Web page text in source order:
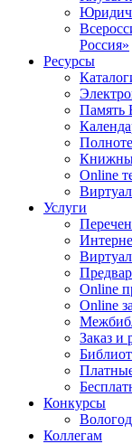
Россия»
Ресурсы
Память
Online
Услуги
Online
Online
Заказ и
Конкурсы
Коллегам